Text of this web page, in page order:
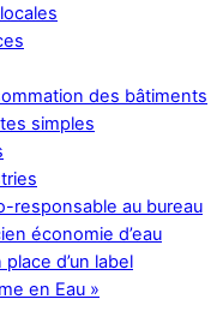
des bâtiments
simples
responsable au bureau
économie d’eau
d’un label
en Eau »